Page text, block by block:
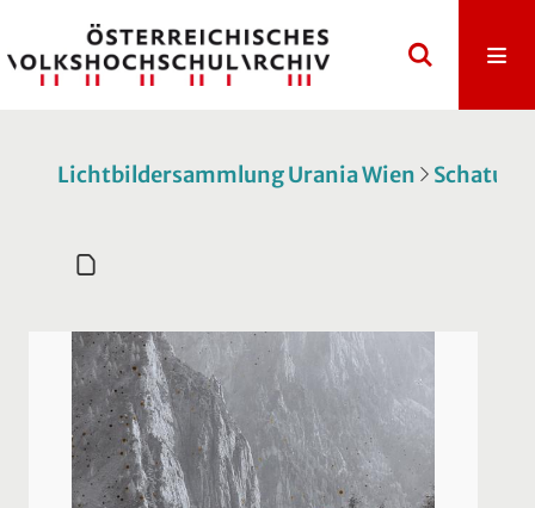
Lichtbildersammlung Urania Wien